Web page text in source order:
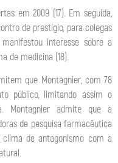
em 2009 (17). Em seguida,
de prestígio, para colegas
interesse sobre a
de medicina (18).
que Montagnier, com 78
público, limitando assim o
Montagnier admite que a
de pesquisa farmacêutica
clima de antagonismo com a